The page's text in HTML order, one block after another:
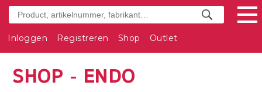
Inloggen Registreren Shop Outlet
SHOP - ENDO